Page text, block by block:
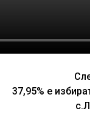
37,95% е